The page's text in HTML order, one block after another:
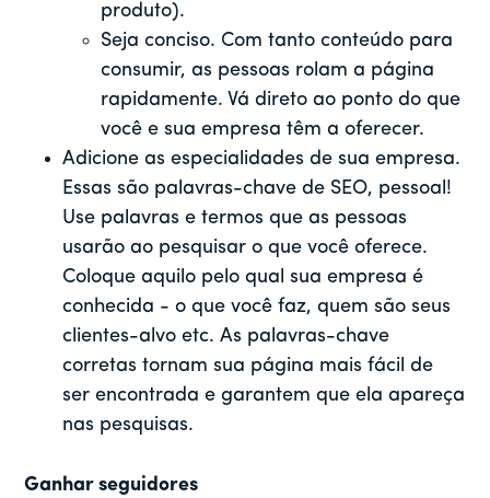
produto).
Seja conciso. Com tanto conteúdo para
consumir, as pessoas rolam a página
rapidamente. Vá direto ao ponto do que
você e sua empresa têm a oferecer.
Adicione as especialidades de sua empresa.
Essas são palavras-chave de SEO, pessoal!
Use palavras e termos que as pessoas
usarão ao pesquisar o que você oferece.
Coloque aquilo pelo qual sua empresa é
conhecida - o que você faz, quem são seus
clientes-alvo etc. As palavras-chave
corretas tornam sua página mais fácil de
ser encontrada e garantem que ela apareça
nas pesquisas.
Ganhar seguidores